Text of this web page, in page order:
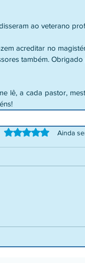
ao veterano
acreditar no
também.
lê, a cada pastor,
Avaliado com 0 de 5
Ainda